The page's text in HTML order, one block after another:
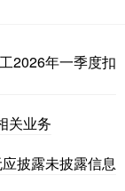
2026年一季度扣
关业务
披露未披露信息